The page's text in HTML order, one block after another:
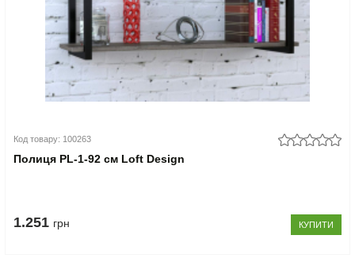
Код товару: 100263
Полиця PL-1-92 см Loft Design
1.251 грн КУПИТИ